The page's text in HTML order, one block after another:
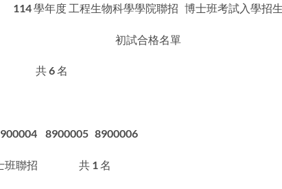
114 學年度 工程生物科學學院聯招 博士班考試入學招生
初試合格名單
共 6 名
8900005 8900006
士班聯招 共 1 名